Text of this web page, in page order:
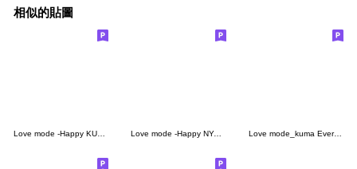
相似的貼圖
Love mode -Happy KUMA Love mode -Happy NYANKO Love mode_kuma Everyday